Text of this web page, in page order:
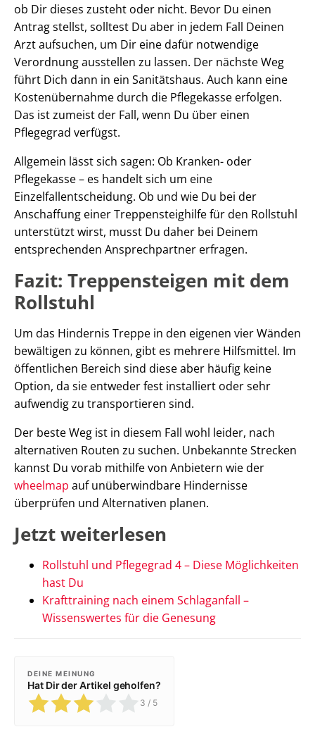
ob Dir dieses zusteht oder nicht. Bevor Du einen
Antrag stellst, solltest Du aber in jedem Fall Deinen
Arzt aufsuchen, um Dir eine dafür notwendige
Verordnung ausstellen zu lassen. Der nächste Weg
führt Dich dann in ein Sanitätshaus. Auch kann eine
Kostenübernahme durch die Pflegekasse erfolgen.
Das ist zumeist der Fall, wenn Du über einen
Pflegegrad verfügst.
Allgemein lässt sich sagen: Ob Kranken- oder
Pflegekasse – es handelt sich um eine
Einzelfallentscheidung. Ob und wie Du bei der
Anschaffung einer Treppensteighilfe für den Rollstuhl
unterstützt wirst, musst Du daher bei Deinem
entsprechenden Ansprechpartner erfragen.
Fazit: Treppensteigen mit dem
Rollstuhl
Um das Hindernis Treppe in den eigenen vier Wänden
bewältigen zu können, gibt es mehrere Hilfsmittel. Im
öffentlichen Bereich sind diese aber häufig keine
Option, da sie entweder fest installiert oder sehr
aufwendig zu transportieren sind.
Der beste Weg ist in diesem Fall wohl leider, nach
alternativen Routen zu suchen. Unbekannte Strecken
kannst Du vorab mithilfe von Anbietern wie der
wheelmap auf unüberwindbare Hindernisse
überprüfen und Alternativen planen.
Jetzt weiterlesen
Rollstuhl und Pflegegrad 4 – Diese Möglichkeiten
hast Du
Krafttraining nach einem Schlaganfall –
Wissenswertes für die Genesung
DEINE MEINUNG
Hat Dir der Artikel geholfen?
3 / 5